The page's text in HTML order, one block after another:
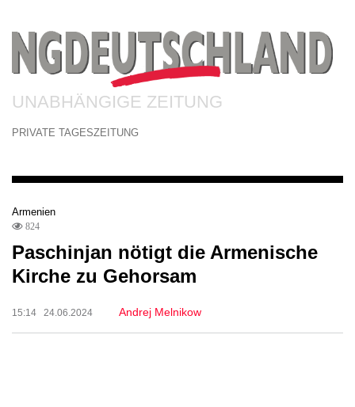
UNABHÄNGIGE ZEITUNG
PRIVATE TAGESZEITUNG
Armenien
824
Paschinjan nötigt die Armenische
Kirche zu Gehorsam
15:14 24.06.2024 Andrej Melnikow